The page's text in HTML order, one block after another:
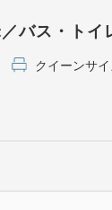
・川
（川
バス・トイ
クイーンサイ